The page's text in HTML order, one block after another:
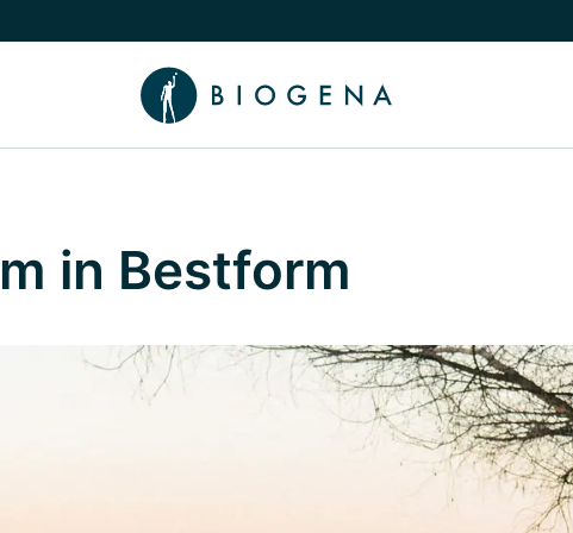
Wissen umschalten
in Bestform